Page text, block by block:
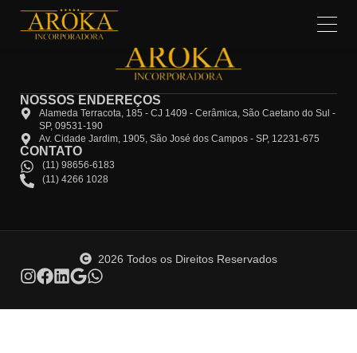
NOSSOS ENDEREÇOS
Alameda Terracota, 185 - CJ 1409 - Cerâmica, São Caetano do Sul -
SP, 09531-190
Av. Cidade Jardim, 1905, São José dos Campos - SP, 12231-675
CONTATO
(11) 98656-6183
(11) 4266 1028
2026 Todos os Direitos Reservados